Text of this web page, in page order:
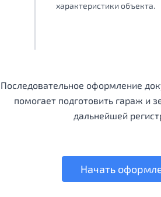
характеристики объекта.
Последовательное оформление
помогает подготовить гараж и
дальнейшей
Начать